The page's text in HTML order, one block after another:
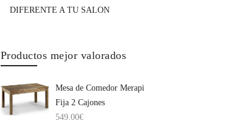
DIFERENTE A TU SALON
Productos mejor valorados
Mesa de Comedor Merapi
Fija 2 Cajones
549.00€